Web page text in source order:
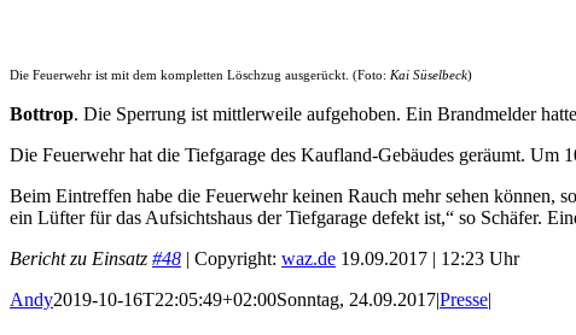
Die Feuerwehr ist mit dem kompletten Löschzug ausgerückt. (Foto: Kai Süselbeck)
Bottrop. Die Sperrung ist mittlerweile aufgehoben. Ein Brandmelder
Die Feuerwehr hat die Tiefgarage des Kaufland-Gebäudes geräumt. Um
Beim Eintreffen habe die Feuerwehr keinen Rauch mehr sehen können,
ein Lüfter für das Aufsichtshaus der Tiefgarage defekt ist,“ so Schäfer.
Bericht zu Einsatz #48 | Copyright: waz.de 19.09.2017 | 12:23 Uhr
Andy2019-10-16T22:05:49+02:00Sonntag, 24.09.2017|Presse|